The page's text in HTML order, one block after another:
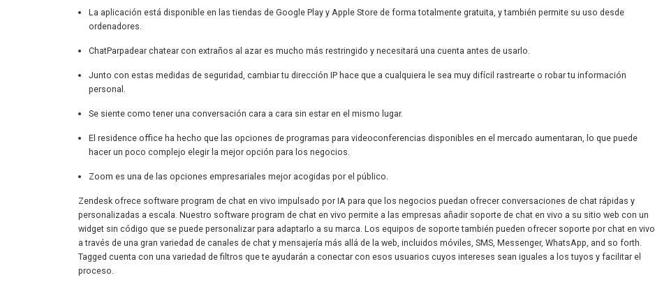
La aplicación está disponible en las tiendas de Google Play y Apple Store de forma totalmente gratuita, y también permite su uso desde
ordenadores.
ChatParpadear chatear con extraños al azar es mucho más restringido y necesitará una cuenta antes de usarlo.
Junto con estas medidas de seguridad, cambiar tu dirección IP hace que a cualquiera le sea muy difícil rastrearte o robar tu información
personal.
Se siente como tener una conversación cara a cara sin estar en el mismo lugar.
El residence office ha hecho que las opciones de programas para videoconferencias disponibles en el mercado aumentaran, lo que puede
hacer un poco complejo elegir la mejor opción para los negocios.
Zoom es una de las opciones empresariales mejor acogidas por el público.
Zendesk ofrece software program de chat en vivo impulsado por IA para que los negocios puedan ofrecer conversaciones de chat rápidas y
personalizadas a escala. Nuestro software program de chat en vivo permite a las empresas añadir soporte de chat en vivo a su sitio web con un
widget sin código que se puede personalizar para adaptarlo a su marca. Los equipos de soporte también pueden ofrecer soporte por chat en vivo
a través de una gran variedad de canales de chat y mensajería más allá de la web, incluidos móviles, SMS, Messenger, WhatsApp, and so forth.
Tagged cuenta con una variedad de filtros que te ayudarán a conectar con esos usuarios cuyos intereses sean iguales a los tuyos y facilitar el
proceso.